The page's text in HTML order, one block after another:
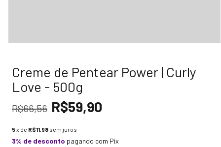
Creme de Pentear Power | Curly
Love - 500g
R$66,56 R$59,90
5x de R$11,98 sem juros
3% de desconto pagando com Pix